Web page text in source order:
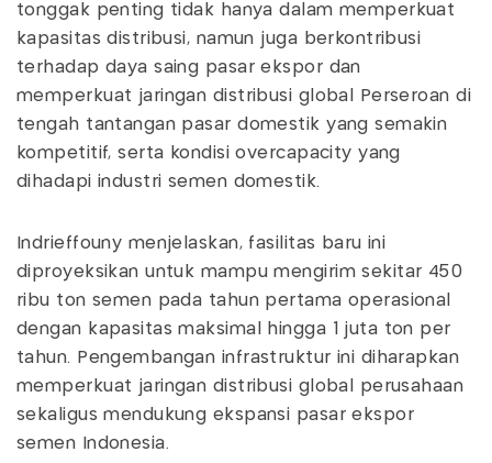
tonggak penting tidak hanya dalam memperkuat
kapasitas distribusi, namun juga berkontribusi
terhadap daya saing pasar ekspor dan
memperkuat jaringan distribusi global Perseroan di
tengah tantangan pasar domestik yang semakin
kompetitif, serta kondisi overcapacity yang
dihadapi industri semen domestik.
Indrieffouny menjelaskan, fasilitas baru ini
diproyeksikan untuk mampu mengirim sekitar 450
ribu ton semen pada tahun pertama operasional
dengan kapasitas maksimal hingga 1 juta ton per
tahun. Pengembangan infrastruktur ini diharapkan
memperkuat jaringan distribusi global perusahaan
sekaligus mendukung ekspansi pasar ekspor
semen Indonesia.